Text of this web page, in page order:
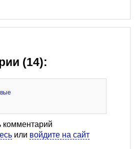
(14):
комментарий
или войдите на сайт